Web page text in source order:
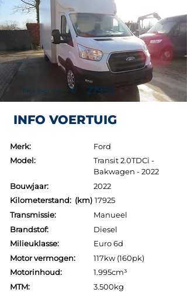
Prijs excl. btw € 27950
INFO VOERTUIG
Merk:
Model:
Ford
Transit 2.0TDCi -
Bakwagen - 2022
Bouwjaar:
2022
Kilometerstand: (km) 17925
Transmissie:
Manueel
Brandstof:
Milieuklasse:
Diesel
Euro 6d
Motor vermogen:
Motorinhoud:
117kw (160pk)
1.995cm³
MTM:
3.500kg